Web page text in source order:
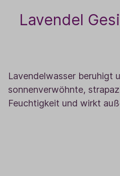
Lavendel
Lavendelwasser beruhigt
sonnenverwöhnte,
Feuchtigkeit und wirkt